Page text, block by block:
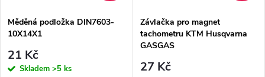
p
r
s
p
Měděná podložka DIN7603-
10X14X1
21 Kč
Skladem >5 ks
Závlačka pro magnet
tachometru KTM Husqvarna
GASGAS
27 Kč